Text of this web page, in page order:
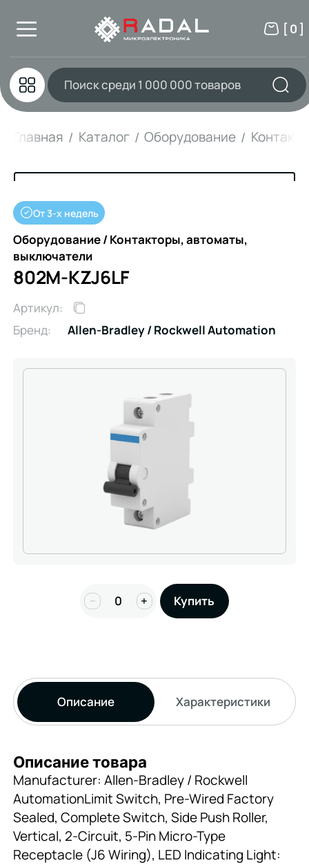
[ 0 ]
Главная Каталог Оборудование
От 3-х недель
Оборудование / Контакторы, автоматы,
выключатели
802M-KZJ6LF
Артикул:
Бренд:
Allen-Bradley / Rockwell Automation
− + Купить
Описание Характеристики
Описание товара
Manufacturer: Allen-Bradley / Rockwell
AutomationLimit Switch, Pre-Wired Factory
Sealed, Complete Switch, Side Push Roller,
Vertical, 2-Circuit, 5-Pin Micro-Type
Receptacle (J6 Wiring), LED Indicating Light: